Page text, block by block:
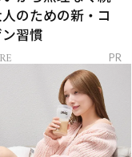
のための新・コ
習慣
PR